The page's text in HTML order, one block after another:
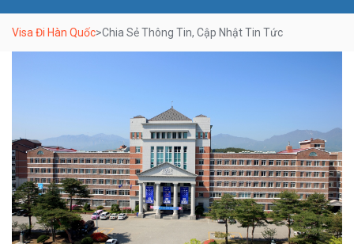
Visa Đi Hàn Quốc>Chia Sẻ Thông Tin, Cập Nhật Tin Tức